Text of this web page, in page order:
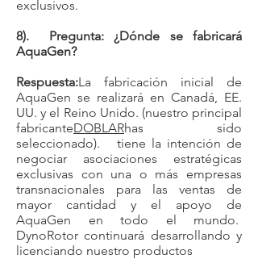
exclusivos.
8). Pregunta: ¿Dónde se fabricará
AquaGen?
Respuesta:La fabricación inicial de
AquaGen se realizará en Canadá, EE.
UU. y el Reino Unido. (nuestro principal
fabricanteDOBLARhas sido
seleccionado). tiene la intención de
negociar asociaciones estratégicas
exclusivas con una o más empresas
transnacionales para las ventas de
mayor cantidad y el apoyo de
AquaGen en todo el mundo.
DynoRotor continuará desarrollando y
licenciando nuestro productos